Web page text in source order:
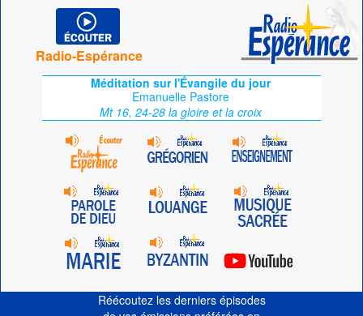
Radio-Espérance
Méditation sur l'Évangile du jour
Emanuelle Pastore
Mt 16, 24-28 la gloire et la croix
Réécoutez les derniers épisodes